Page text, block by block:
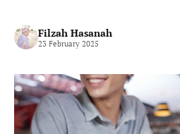
Filzah Hasanah
23 February 2025